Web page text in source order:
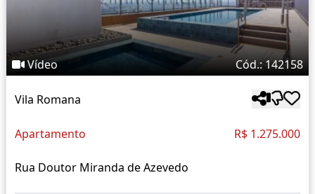
Vídeo Cód.: 142158
Vila Romana
Apartamento R$ 1.275.000
Rua Doutor Miranda de Azevedo